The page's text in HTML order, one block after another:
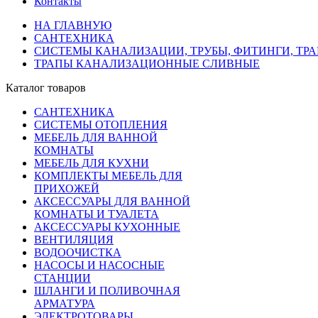
НА ГЛАВНУЮ
САНТЕХНИКА
СИСТЕМЫ КАНАЛИЗАЦИИ, ТРУБЫ, ФИТИНГИ,
ТРАПЫ КАНАЛИЗАЦИОННЫЕ СЛИВНЫЕ
Каталог товаров
САНТЕХНИКА
СИСТЕМЫ ОТОПЛЕНИЯ
МЕБЕЛЬ ДЛЯ ВАННОЙ
КОМНАТЫ
МЕБЕЛЬ ДЛЯ КУХНИ
КОМПЛЕКТЫ МЕБЕЛЬ ДЛЯ
ПРИХОЖЕЙ
АКСЕССУАРЫ ДЛЯ ВАННОЙ
КОМНАТЫ И ТУАЛЕТА
АКСЕССУАРЫ КУХОННЫЕ
ВЕНТИЛЯЦИЯ
ВОДООЧИСТКА
НАСОСЫ И НАСОСНЫЕ
СТАНЦИИ
ШЛАНГИ И ПОЛИВОЧНАЯ
АРМАТУРА